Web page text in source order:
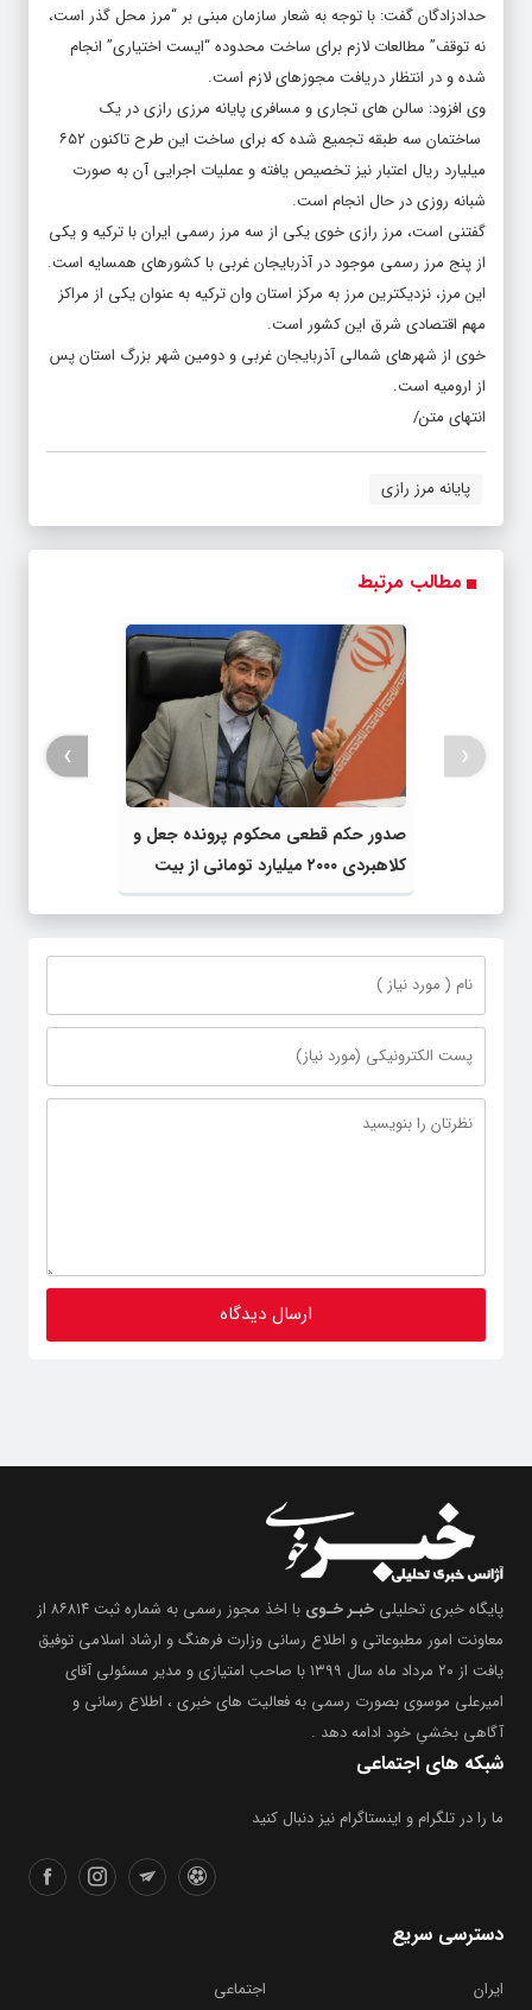
حدادزادگان گفت: با توجه به شعار سازمان مبنی بر “مرز محل گذر است،
نه توقف” مطالعات لازم برای ساخت محدوده “ایست اختیاری” انجام
شده و در انتظار دریافت مجوزهای لازم است.
وی افزود: سالن های تجاری و مسافری پایانه مرزی رازی در یک
ساختمان سه طبقه تجمیع شده که برای ساخت این طرح تاکنون ۶۵۲
میلیارد ریال اعتبار نیز تخصیص یافته و عملیات اجرایی آن به صورت
شبانه روزی در حال انجام است.
گفتنی است، مرز رازی خوی یکی از سه مرز رسمی ایران با ترکیه و یکی
از پنج مرز رسمی موجود در آذربایجان غربی با کشورهای همسایه است.
این مرز، نزدیکترین مرز به مرکز استان وان ترکیه به عنوان یکی از مراکز
مهم اقتصادی شرق این کشور است.
خوی از شهرهای شمالی آذربایجان غربی و دومین شهر بزرگ استان پس
از ارومیه است.
انتهای متن/
پایانه مرز رازی
مطالب مرتبط
صدور حکم قطعی محکوم پرونده جعل و
کلاهبردی ۲۰۰۰ میلیارد تومانی از بیت
المال
‹
›
پایگاه خبری تحلیلی خبـر خـوی
با اخذ مجوز رسمی به شماره ثبت ۸۶۸۱۴ از
معاونت امور مطبوعاتی و اطلاع رسانی وزارت فرهنگ و ارشاد اسلامی توفیق
یافت از ۲۰ مرداد ماه سال ۱۳۹۹ با صاحب امتیازی و مدیر مسئولی آقای
امیرعلی موسوی بصورت رسمی به فعالیت های خبری ، اطلاع رسانی و
آگاهی بخشیِ خود ادامه دهد .
شبکه های اجتماعی
ما را در تلگرام و اینستاگرام نیز دنبال کنید
دسترسی سریع
ایران
اجتماعی